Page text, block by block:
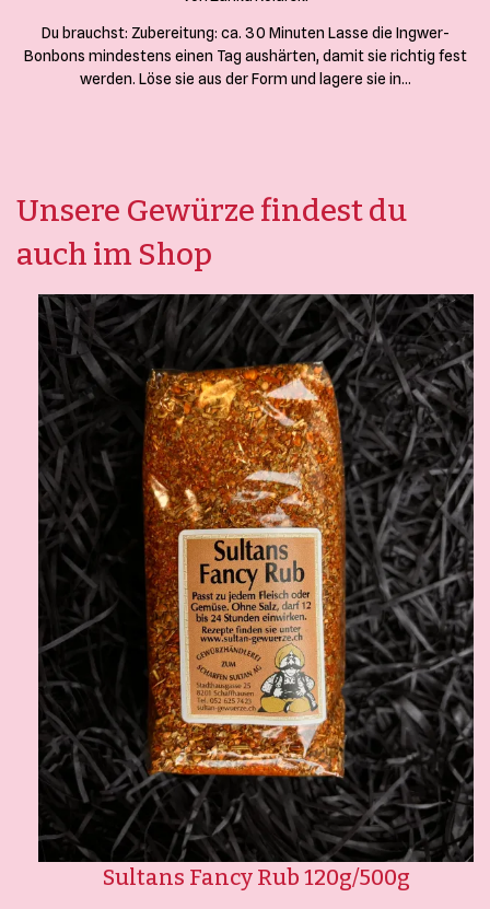
Du brauchst: Zubereitung: ca. 30 Minuten Lasse die Ingwer-
Bonbons mindestens einen Tag aushärten, damit sie richtig fest
werden. Löse sie aus der Form und lagere sie in…
Unsere Gewürze findest du
auch im Shop
Sultans Fancy Rub 120g/500g